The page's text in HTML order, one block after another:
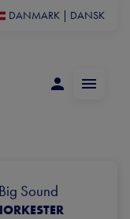
DANMARK DANSK
Sound